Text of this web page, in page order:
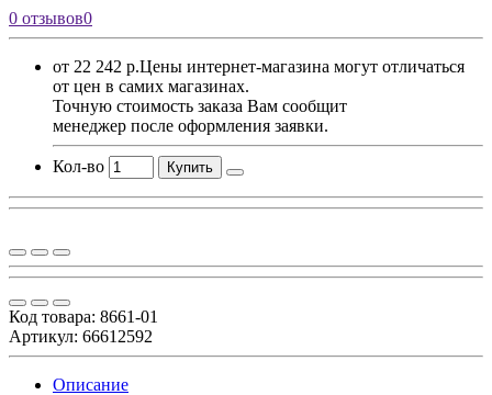
0 отзывов0
от 22 242 р.Цены интернет-магазина могут отличаться
от цен в самих магазинах.
Точную стоимость заказа Вам сообщит
менеджер после оформления заявки.
Кол-во Купить
Код товара: 8661-01
Артикул: 66612592
Описание